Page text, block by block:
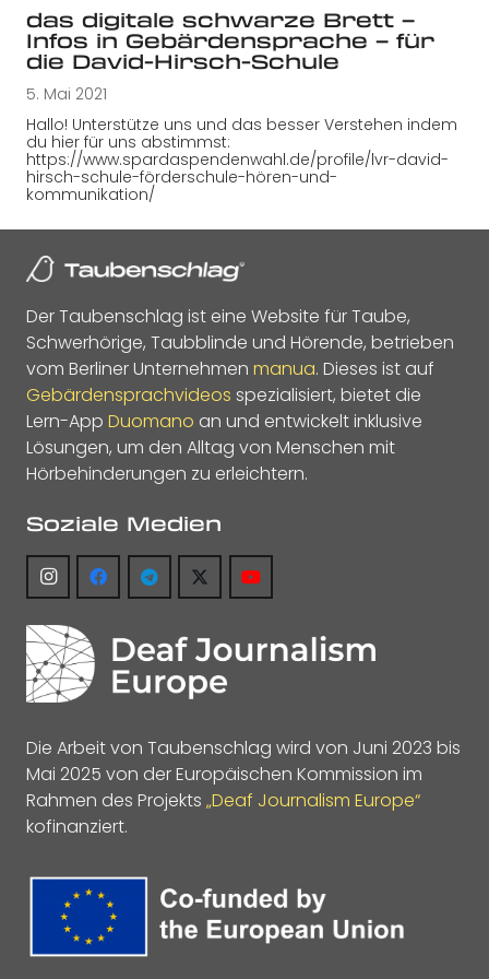
das digitale schwarze Brett –
Infos in Gebärdensprache – für
die David-Hirsch-Schule
5. Mai 2021
Hallo! Unterstütze uns und das besser Verstehen indem
du hier für uns abstimmst:
https://www.spardaspendenwahl.de/profile/lvr-david-
hirsch-schule-förderschule-hören-und-
kommunikation/
Der Taubenschlag ist eine Website für Taube,
Schwerhörige, Taubblinde und Hörende, betrieben
vom Berliner Unternehmen manua. Dieses ist auf
Gebärdensprachvideos spezialisiert, bietet die
Lern-App Duomano an und entwickelt inklusive
Lösungen, um den Alltag von Menschen mit
Hörbehinderungen zu erleichtern.
Soziale Medien
Die Arbeit von Taubenschlag wird von Juni 2023 bis
Mai 2025 von der Europäischen Kommission im
Rahmen des Projekts „Deaf Journalism Europe“
kofinanziert.